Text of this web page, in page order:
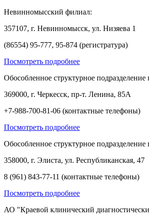
Невинномысский филиал:
357107, г. Невинномысск, ул. Низяева 1
(86554) 95-777, 95-874 (регистратура)
Посмотреть подробнее
Обособленное структурное подразделение
369000, г. Черкесск, пр-т. Ленина, 85А
+7-988-700-81-06 (контактные телефоны)
Посмотреть подробнее
Обособленное структурное подразделение
358000, г. Элиста, ул. Республиканская, 47
8 (961) 843-77-11 (контактные телефоны)
Посмотреть подробнее
АО "Краевой клинический